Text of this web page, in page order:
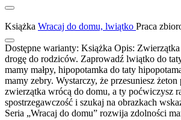
Książka Wracaj do domu, lwiątko Praca
Dostępne warianty: Książka Opis:
drogę do rodziców. Zaprowadź lwiątko do
mamy małpy, hipopotamka do taty
mamy zebry. Wystarczy, że przesuniesz
zwierzątka wrócą do domu, a ty poćwiczysz
spostrzegawczość i szukaj na obrazkach
Seria „Wracaj do domu” rozwija zdolności